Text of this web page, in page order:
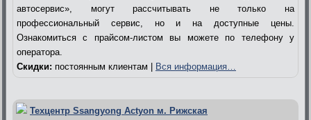
автосервис», могут рассчитывать не только на
профессиональный сервис, но и на доступные цены.
Ознакомиться с прайсом-листом вы можете по телефону у
оператора.
Скидки: постоянным клиентам | Вся информация…
Техцентр Ssangyong Actyon м. Рижская